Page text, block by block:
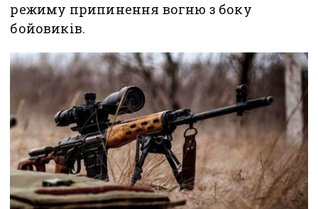
режиму припинення вогню з боку
бойовиків.